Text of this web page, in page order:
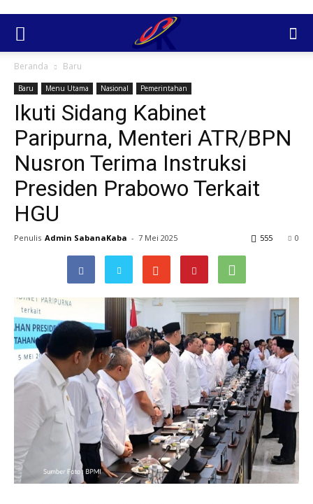
Beranda Baru
Baru Menu Utama Nasional Pemerintahan
Ikuti Sidang Kabinet
Paripurna, Menteri ATR/BPN
Nusron Terima Instruksi
Presiden Prabowo Terkait
HGU
Penulis Admin SabanaKaba - 7 Mei 2025 0
555